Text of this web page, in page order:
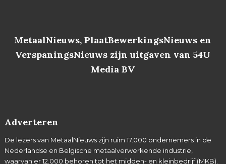
MetaalNieuws, PlaatBewerkingsNieuws en
VerspaningsNieuws zijn uitgaven van 54U
Media BV
Adverteren
De lezers van MetaalNieuws zijn ruim 17.000 ondernemers in de
Nederlandse en Belgische metaalverwerkende industrie,
waarvan er 12.000 behoren tot het midden- en kleinbedrijf (MKB).